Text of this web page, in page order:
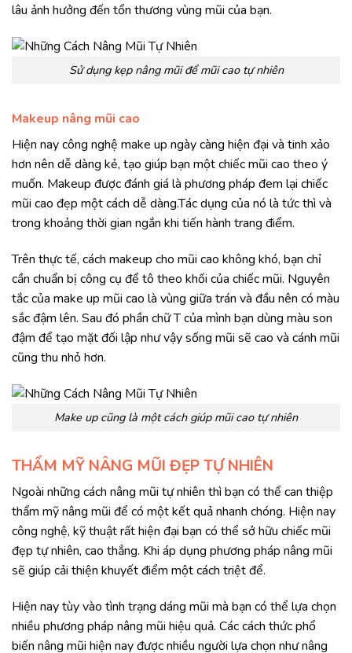
lâu ảnh hưởng đến tổn thương vùng mũi của bạn.
Sử dụng kẹp nâng mũi để mũi cao tự nhiên
Makeup nâng mũi cao
Hiện nay công nghệ make up ngày càng hiện đại và tinh xảo
hơn nên dễ dàng kẻ, tạo giúp bạn một chiếc mũi cao theo ý
muốn. Makeup được đánh giá là phương pháp đem lại chiếc
mũi cao đẹp một cách dễ dàng.Tác dụng của nó là tức thì và
trong khoảng thời gian ngắn khi tiến hành trang điểm.
Trên thực tế, cách makeup cho mũi cao không khó, bạn chỉ
cần chuẩn bị công cụ để tô theo khối của chiếc mũi. Nguyên
tắc của make up mũi cao là vùng giữa trán và đầu nên có màu
sắc đậm lên. Sau đó phần chữ T của mình bạn dùng màu son
đậm để tạo mặt đối lập như vậy sống mũi sẽ cao và cánh mũi
cũng thu nhỏ hơn.
Make up cũng là một cách giúp mũi cao tự nhiên
THẨM MỸ NÂNG MŨI ĐẸP TỰ NHIÊN
Ngoài những cách nâng mũi tự nhiên thì bạn có thể can thiệp
thẩm mỹ nâng mũi để có một kết quả nhanh chóng. Hiện nay
công nghệ, kỹ thuật rất hiện đại bạn có thể sở hữu chiếc mũi
đẹp tự nhiên, cao thẳng. Khi áp dụng phương pháp nâng mũi
sẽ giúp cải thiện khuyết điểm một cách triệt để.
Hiện nay tùy vào tình trạng dáng mũi mà bạn có thể lựa chọn
nhiều phương pháp nâng mũi hiệu quả. Các cách thức phổ
biến nâng mũi hiện nay được nhiều người lựa chọn như nâng